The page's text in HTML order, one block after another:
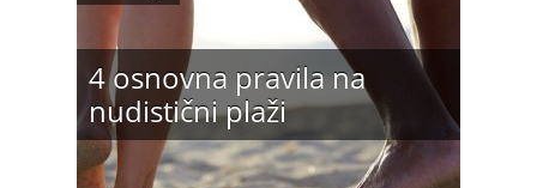
4 osnovna pravila na
nudistični plaži